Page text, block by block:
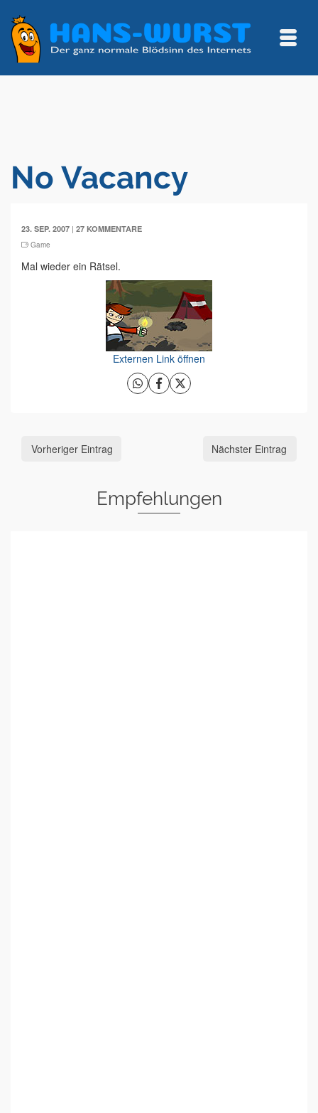
No Vacancy
23. SEP. 2007 | 27 KOMMENTARE
Game
Mal wieder ein Rätsel.
Externen Link öffnen
Vorheriger Eintrag Nächster Eintrag
Empfehlungen